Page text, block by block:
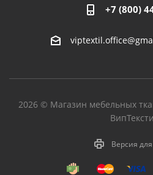
+7 (800)
2026 © Магазин мебельных
Версия